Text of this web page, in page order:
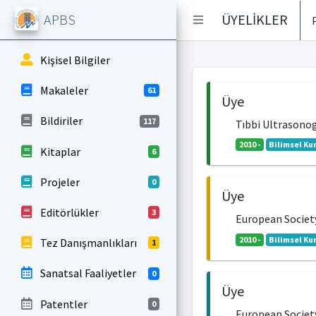
ÜYELİKLER
APBS
Kişisel Bilgiler
Makaleler 61
Bildiriler 117
Kitaplar 6
Projeler 0
Editörlükler 3
Tez Danışmanlıkları 1
Sanatsal Faaliyetler 0
Patentler 0
Üye
Tıbbi
2010 - Bilimsel
Üye
European
2010 - Bilimsel
Üye